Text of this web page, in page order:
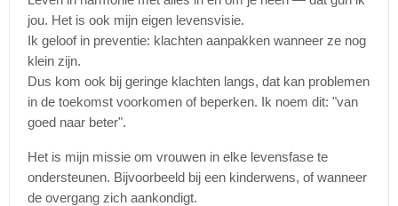
jou. Het is ook mijn eigen levensvisie.
Ik geloof in preventie: klachten aanpakken wanneer ze nog
klein zijn.
Dus kom ook bij geringe klachten langs, dat kan problemen
in de toekomst voorkomen of beperken. Ik noem dit: "van
goed naar beter".
Het is mijn missie om vrouwen in elke levensfase te
ondersteunen. Bijvoorbeeld bij een kinderwens, of wanneer
de overgang zich aankondigt.